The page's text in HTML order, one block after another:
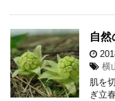
自然
横
肌を
ぎ立